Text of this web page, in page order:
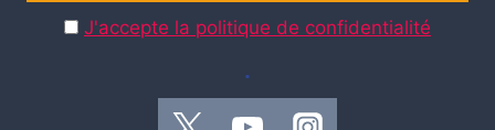
J'accepte la politique de confidentialité
.